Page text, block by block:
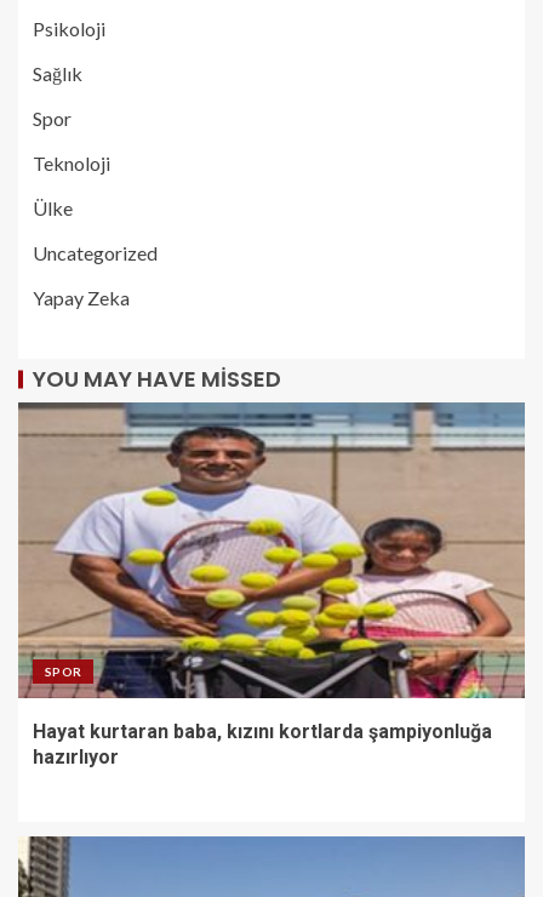
Psikoloji
Sağlık
Spor
Teknoloji
Ülke
Uncategorized
Yapay Zeka
YOU MAY HAVE MISSED
SPOR
Hayat kurtaran baba, kızını kortlarda şampiyonluğa
hazırlıyor